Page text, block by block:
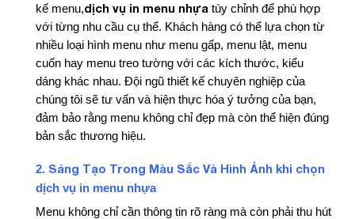
kế menu,dịch vụ in menu nhựa tùy chỉnh để phù hợp
với từng nhu cầu cụ thể. Khách hàng có thể lựa chọn từ
nhiều loại hình menu như menu gấp, menu lật, menu
cuốn hay menu treo tường với các kích thước, kiểu
dáng khác nhau. Đội ngũ thiết kế chuyên nghiệp của
chúng tôi sẽ tư vấn và hiện thực hóa ý tưởng của bạn,
đảm bảo rằng menu không chỉ đẹp mà còn thể hiện đúng
bản sắc thương hiệu.
2. Sáng Tạo Trong Màu Sắc Và Hình Ảnh khi chọn
dịch vụ in menu nhựa
Menu không chỉ cần thông tin rõ ràng mà còn phải thu hút